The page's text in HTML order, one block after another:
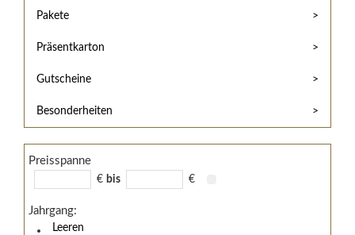
/
Widerrufsformular
AGB
und
Zahlungsbedingungen
Meine
Bestellung
Pakete
Präsentkarton
Gutscheine
Besonderheiten
Preisspanne
€ bis €
Jahrgang:
Leeren